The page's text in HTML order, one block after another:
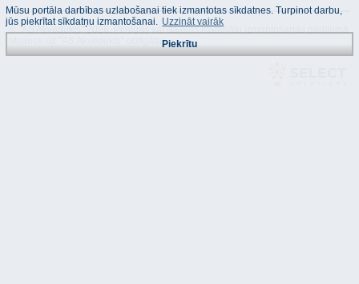
© "AS Akvedukts" 2026. Pilnīgas vai daļējas materiālu izmantošanas gadījumā
atsauce uz "AS Akvedukts" obligāta!
Mūsu portāla darbības uzlabošanai tiek izmantotas sīkdatnes. Turpinot darbu,
jūs piekrītat sīkdatņu izmantošanai. Uzzināt vairāk
Piekrītu